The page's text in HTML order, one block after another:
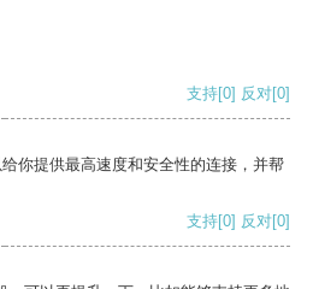
支持[0] 反对[0]
你提供最高速度和安全性的连接，并帮
支持[0] 反对[0]